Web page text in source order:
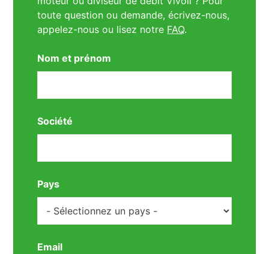
toute question ou demande, écrivez-nous,
appelez-nous ou lisez notre FAQ.
Nom et prénom
Société
Pays
Email